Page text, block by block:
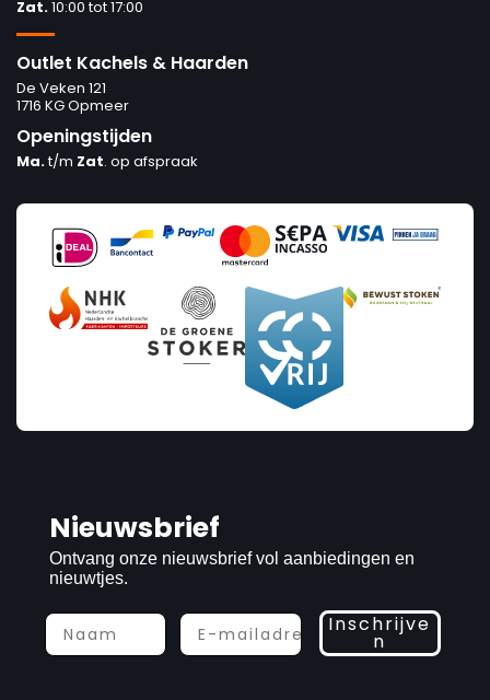
Zat.10:00 tot 17:00
Outlet Kachels & Haarden
De Veken 121
1716 KG Opmeer
Openingstijden
Ma.t/m Zat. op afspraak
Nieuwsbrief
Ontvang onze nieuwsbrief vol aanbiedingen en
nieuwtjes.
Inschrijve
n